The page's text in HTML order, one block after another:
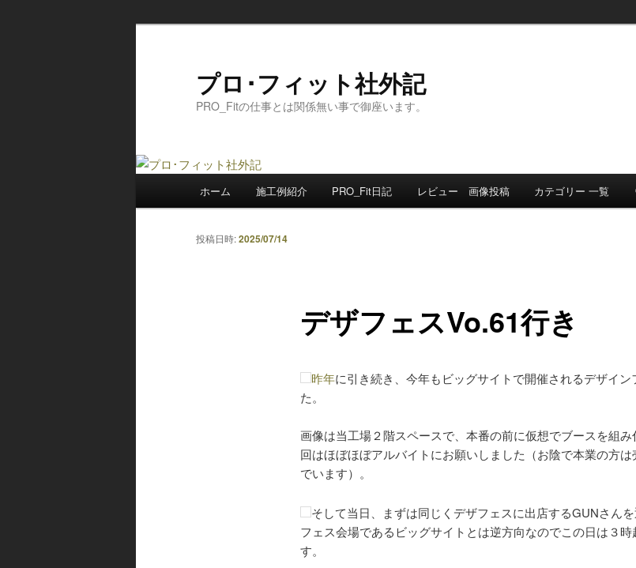
プロ･フィット社外記
PRO_Fitの仕事とは関係無い事で御座います。
ホーム 施工例紹介 PRO_Fit日記 レビュー 画像投稿 カテゴリー 一覧
デザフェスVo.61行き
投稿日時:2025/07/14
昨年に引き続き、今年もビッグサイトで開催されるデザイン
た。
画像は当工場２階スペースで、本番の前に仮想でブースを組
回はほぼほぼアルバイトにお願いしました（お陰で本業の方
でいます）。
そして当日、まずは同じくデザフェスに出店するGUNさん
フェス会場であるビッグサイトとは逆方向なのでこの日は３
す。